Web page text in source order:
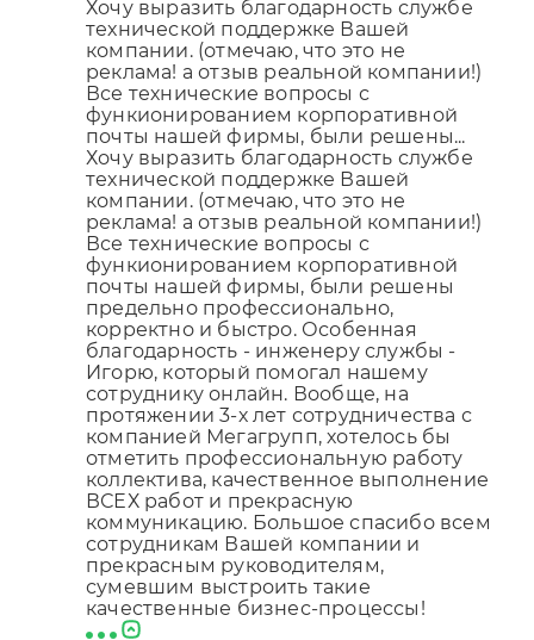
Хочу выразить благодарность службе
технической поддержке Вашей
компании. (отмечаю, что это не
реклама! а отзыв реальной компании!)
Все технические вопросы с
функионированием корпоративной
почты нашей фирмы, были решены...
Хочу выразить благодарность службе
технической поддержке Вашей
компании. (отмечаю, что это не
реклама! а отзыв реальной компании!)
Все технические вопросы с
функионированием корпоративной
почты нашей фирмы, были решены
предельно профессионально,
корректно и быстро. Особенная
благодарность - инженеру службы -
Игорю, который помогал нашему
сотруднику онлайн. Вообще, на
протяжении 3-х лет сотрудничества с
компанией Мегагрупп, хотелось бы
отметить профессиональную работу
коллектива, качественное выполнение
ВСЕХ работ и прекрасную
коммуникацию. Большое спасибо всем
сотрудникам Вашей компании и
прекрасным руководителям,
сумевшим выстроить такие
качественные бизнес-процессы!